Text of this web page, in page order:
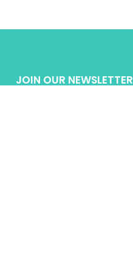
JOIN OUR NEWSLETTER